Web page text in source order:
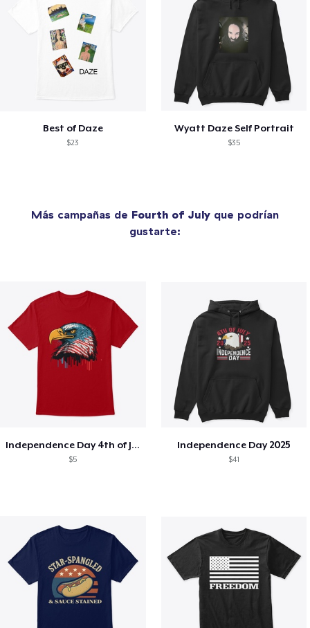
Best of Daze
$23
Wyatt Daze Self Portrait
$35
Más campañas de Fourth of July que podrían
gustarte:
Independence Day 4th of July T-Shirt
$5
Independence Day 2025
$41